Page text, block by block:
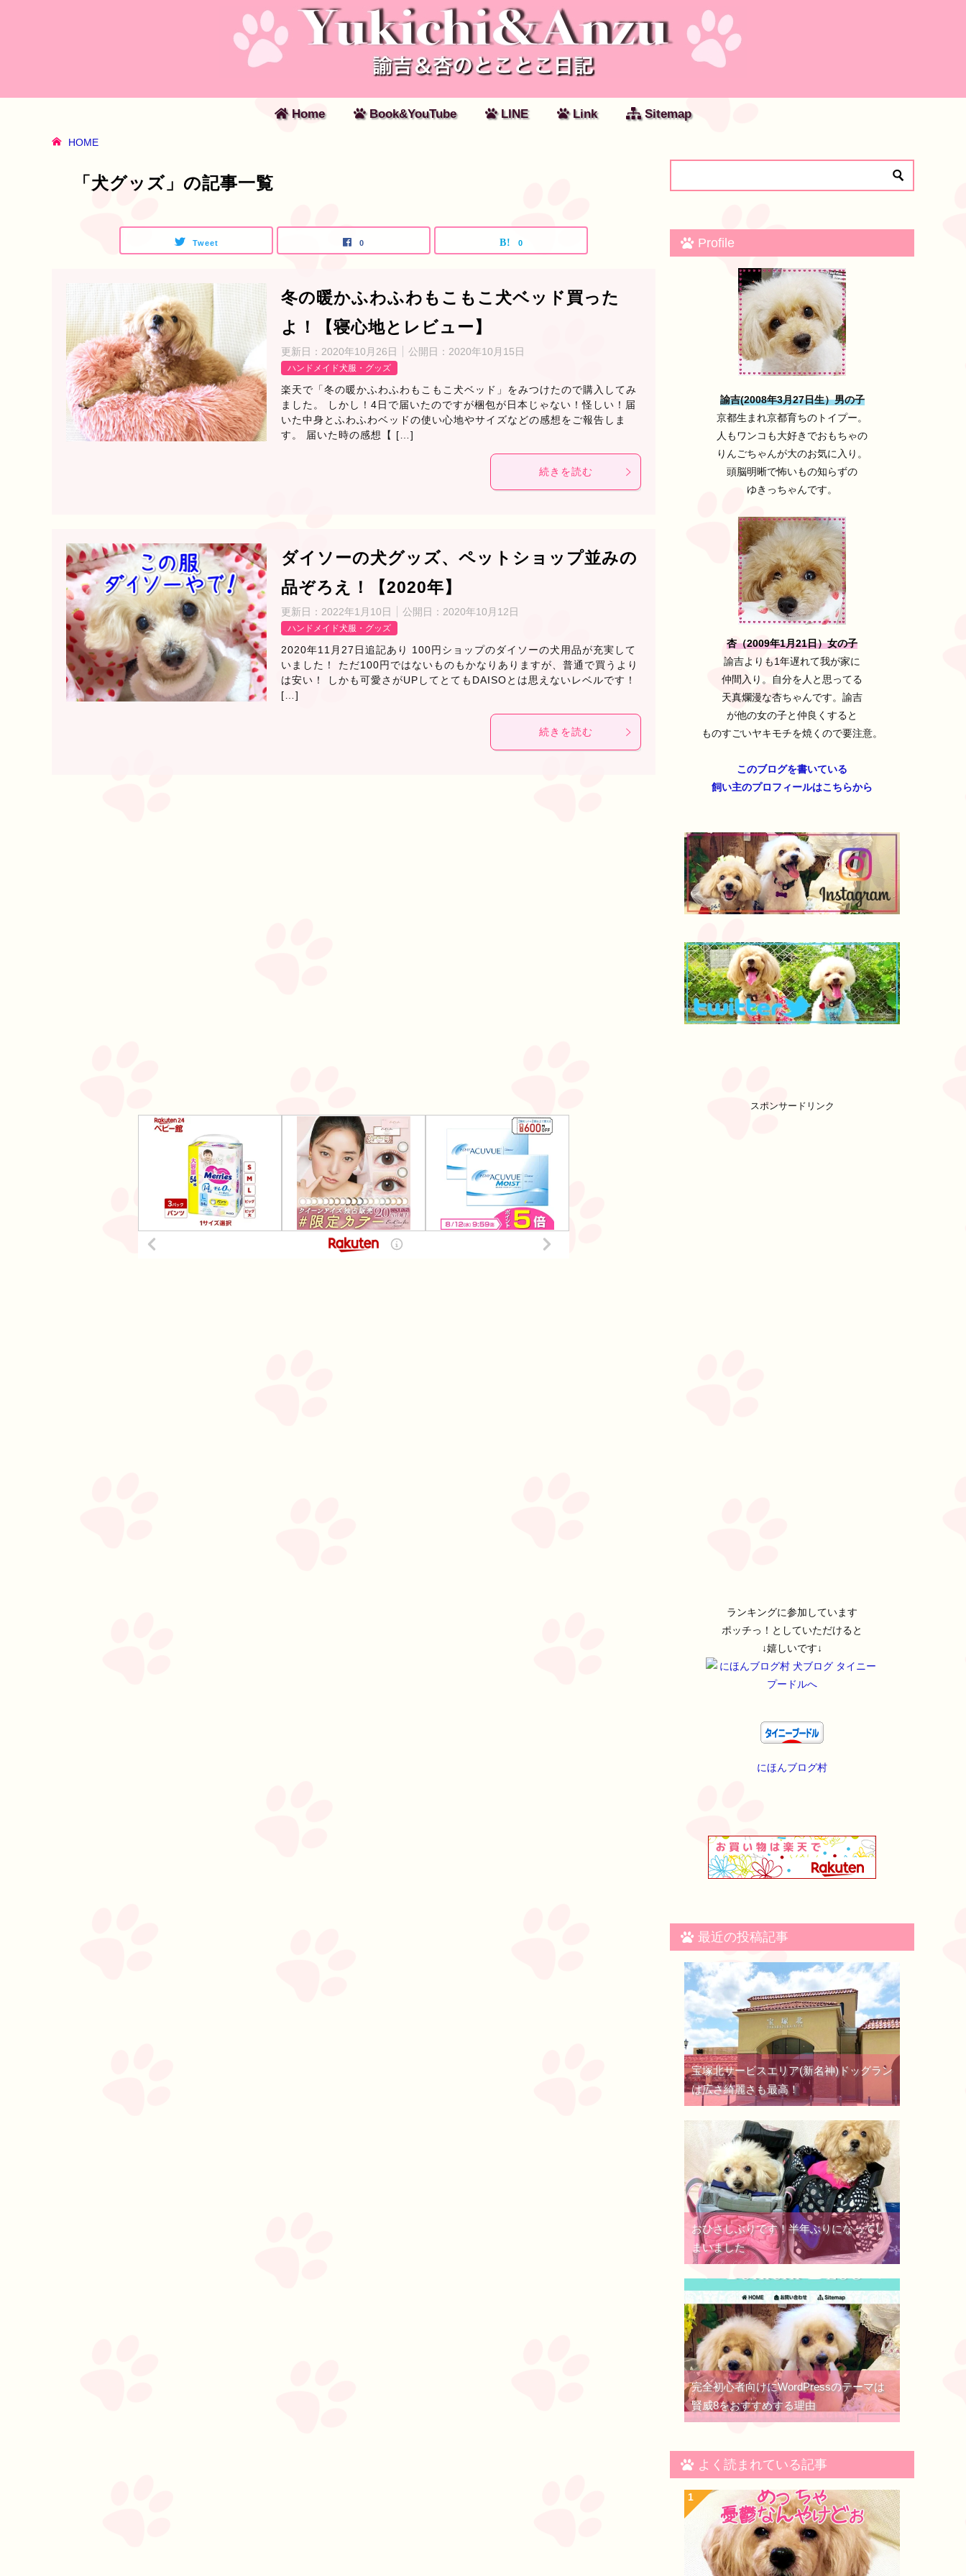
Home Book&YouTube LINE Link Sitemap
HOME
「犬グッズ」の記事一覧
Tweet 0 0
冬の暖かふわふわもこもこ犬ベッド買った
よ！【寝心地とレビュー】
更新日： 2020年10月26日 公開日： 2020年10月15日
ハンドメイド犬服・グッズ
楽天で「冬の暖かふわふわもこもこ犬ベッド」をみつけたので購入してみ
ました。 しかし！4日で届いたのですが梱包が日本じゃない！怪しい！届
いた中身とふわふわベッドの使い心地やサイズなどの感想をご報告しま
す。 届いた時の感想【 […]
続きを読む
ダイソーの犬グッズ、ペットショップ並みの
品ぞろえ！【2020年】
更新日： 2022年1月10日 公開日： 2020年10月12日
ハンドメイド犬服・グッズ
2020年11月27日追記あり 100円ショップのダイソーの犬用品が充実して
いました！ ただ100円ではないものもかなりありますが、普通で買うより
は安い！ しかも可愛さがUPしてとてもDAISOとは思えないレベルです！
[…]
続きを読む
Profile
諭吉(2008年3月27日生）男の子
京都生まれ京都育ちのトイプー。
人もワンコも大好きでおもちゃの
りんごちゃんが大のお気に入り。
頭脳明晰で怖いもの知らずの
ゆきっちゃんです。
杏（2009年1月21日）女の子
諭吉よりも1年遅れて我が家に
仲間入り。自分を人と思ってる
天真爛漫な杏ちゃんです。諭吉
が他の女の子と仲良くすると
ものすごいヤキモチを焼くので要注意。
このブログを書いている
飼い主のプロフィールはこちらから
スポンサードリンク
ランキングに参加しています
ポッチっ！としていただけると
↓嬉しいです↓
にほんブログ村
最近の投稿記事
宝塚北サービスエリア(新名神)ドッグラン
は広さ綺麗さも最高！
おひさしぶりです！半年ぶりになってし
まいました
完全初心者向けにWordPressのテーマは
賢威8をおすすめする理由
よく読まれている記事